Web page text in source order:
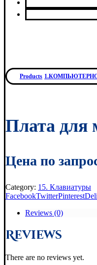
Products
Плата для
Цена по
Category: 15. Клавиатуры
FacebookTwitterPinterest
Reviews (0)
Reviews
There are no reviews yet.